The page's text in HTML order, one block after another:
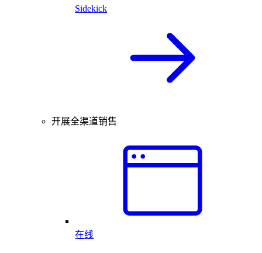
Sidekick
开展全渠道销售
在线